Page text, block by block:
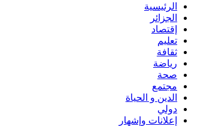
الرئيسية
الجزائر
إقتصاد
تعليم
ثقافة
رياضة
صحة
مجتمع
الدين و الحياة
دولي
إعلانات وإشهار